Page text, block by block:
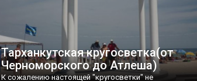
Тарханкутская кругосветка(от
Черноморского до Атлеша)
К сожалению настоящей "кругосветки" не